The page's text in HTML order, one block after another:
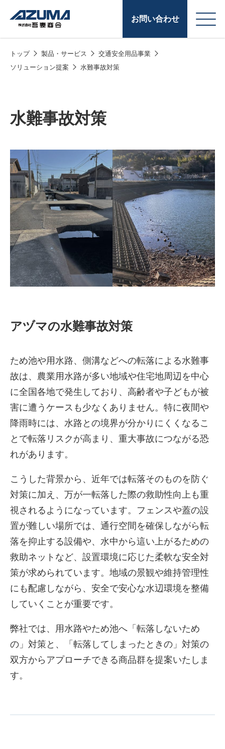
お問い合わせ
株式会社吾妻商会 会
社案内
株式会社吾妻製作所 会社案
内
製品・サービス
潤滑油
給油カード
(ガソリンカード)
コークス・鋳物
トップ 製品・サービス
交通安全用品事業
ソリューション提案
水難事故対策
水難事故対策
アヅマの水難事故対策
ため池や用水路、側溝などへの転落による水難事
故は、農業用水路が多い地域や住宅地周辺を中心
に全国各地で発生しており、高齢者や子どもが被
害に遭うケースも少なくありません。特に夜間や
降雨時には、水路との境界が分かりにくくなるこ
とで転落リスクが高まり、重大事故につながる恐
れがあります。
こうした背景から、近年では転落そのものを防ぐ
対策に加え、万が一転落した際の救助性向上も重
視されるようになっています。フェンスや蓋の設
置が難しい場所では、通行空間を確保しながら転
落を抑止する設備や、水中から這い上がるための
救助ネットなど、設置環境に応じた柔軟な安全対
策が求められています。地域の景観や維持管理性
にも配慮しながら、安全で安心な水辺環境を整備
していくことが重要です。
弊社では、用水路やため池へ「転落しないため
の」対策と、「転落してしまったときの」対策の
双方からアプローチできる商品群を提案いたしま
す。